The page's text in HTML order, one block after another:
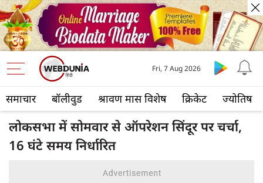
समाचार बॉलीवुड श्रावण मास विशेष क्रिकेट ज्योतिष
Fri, 7 Aug 2026
लोकसभा में सोमवार से ऑपरेशन सिंदूर पर चर्चा,
16 घंटे समय निर्धारित